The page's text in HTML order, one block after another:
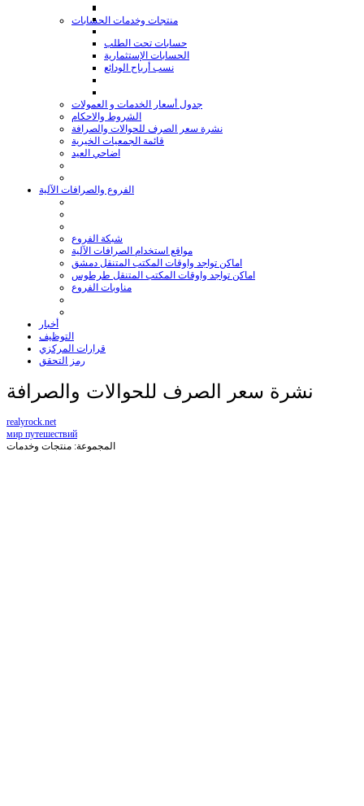
منتجات وخدمات الحسابات
حسابات تحت الطلب
الحسابات الإستثمارية
نسب أرباح الودائع
جدول أسعار الخدمات و العمولات
الشروط والاحكام
نشرة سعر الصرف للحوالات والصرافة
قائمة الجمعيات الخيرية
اضاحي العيد
الفروع والصرافات الآلية
شبكة الفروع
مواقع استخدام الصرافات الآلية
اماكن تواجد واوقات المكتب المتنقل دمشق
اماكن تواجد واوقات المكتب المتنقل طرطوس
مناوبات الفروع
أخبار
التوظيف
قرارات المركزي
رمز التحقق
نشرة سعر الصرف للحوالات والصرافة
realyrock.net
мир путешествий
المجموعة: منتجات وخدمات